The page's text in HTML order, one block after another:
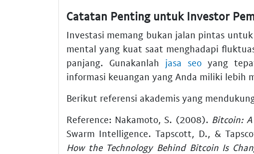
Catatan Penting untuk Investor
Investasi memang bukan jalan pintas
mental yang kuat saat menghadapi
panjang. Gunakanlah jasa seo yang
informasi keuangan yang Anda miliki lebih
Berikut referensi akademis yang
Reference: Nakamoto, S. (2008). Bitcoin:
Swarm Intelligence. Tapscott, D., &
How the Technology Behind Bitcoin Is